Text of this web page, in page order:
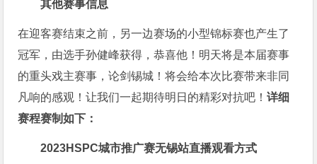
其他赛事信息
在迎客赛结束之前，另一边赛场的小型锦标赛也产生了
冠军，由选手孙健峰获得，恭喜他！明天将是本届赛事
的重头戏主赛事，论剑锡城！将会给本次比赛带来非同
凡响的感观！让我们一起期待明日的精彩对抗吧！详细
赛程赛制如下：
2023HSPC城市推广赛无锡站直播观看方式